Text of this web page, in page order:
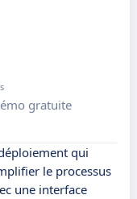
gratuite
qui
le processus
une interface